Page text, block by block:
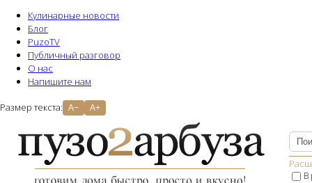
Кулинарные новости
Блог
PuzoTV
Публичный разговор
О нас
Напишите нам
Размер текста: A− A+
В